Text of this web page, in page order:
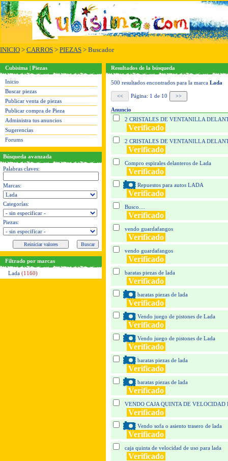
INICIO > CARROS > PIEZAS > Buscador
Cubisima | Piezas
Inicio
Buscar piezas
Publicar venta de piezas
Publicar compra de Pieza
Administra tus anuncios
Sugerencias
Forums
Búsqueda avanzada
Palabras claves:
Marcas:
Categorías:
Piezas:
Filtrado por marcas
Lada (1160)
Resultados de la búsqueda
500 resultados encontrados para la marca Lada
Página: 1 de 10
Anuncio
2 CRISTALES DE VENTANILLA
Verificado
2 CRISTALES DE VENTANILLA
Verificado
Compro espirales delanteros de Lada
Verificado
Repuestos para autos LADA
Verificado
Busco....
Verificado
vendo guardafangos
Verificado
vendo guardafangos
Verificado
baratas piezas de lada
Verificado
baratas piezas de lada
Verificado
Vendo juego de pistones de Lada
Verificado
Vendo juego de pistones de Lada
Verificado
baratas piezas de lada
Verificado
baratas piezas de lada
Verificado
VENDO CAJA QUINTA DE VELOCIDAD
Verificado
Vendo sofa o asiento trasero de lada
Verificado
caja quinta de velocidad de uso para lada
Verificado